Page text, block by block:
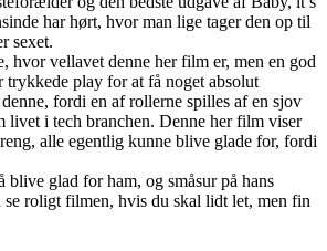
har hørt, hvor man lige tager den op til
sexet.
hvor vellavet denne her film er, men en god
trykkede play for at få noget absolut
fordi en af rollerne spilles af en sjov
livet i tech branchen. Denne her film viser
alle egentlig kunne blive glade for, fordi
blive glad for ham, og småsur på hans
se roligt filmen, hvis du skal lidt let, men fin